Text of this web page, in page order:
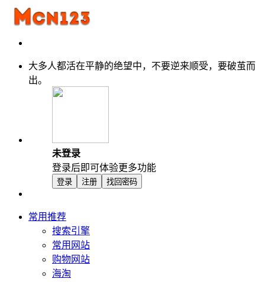
大多人都活在平静的绝望中，不要逆来顺受，要破茧而
出。
未登录
登录后即可体验更多功能
登录 注册 找回密码
常用推荐
搜索引擎
常用网站
购物网站
海淘